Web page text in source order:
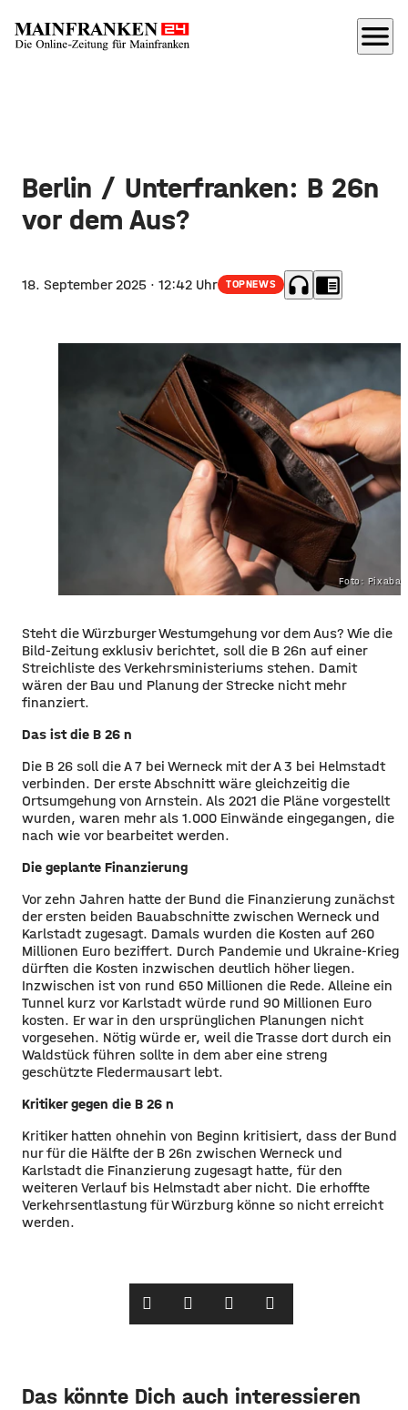
menu
Berlin / Unterfranken: B 26n
vor dem Aus?
18. September 2025 · 12:42 Uhr TOPNEWS headphones chrome_reader_mode
Foto:
Steht die Würzburger Westumgehung vor dem Aus? Wie die
Bild-Zeitung exklusiv berichtet, soll die B 26n auf einer
Streichliste des Verkehrsministeriums stehen. Damit
wären der Bau und Planung der Strecke nicht mehr
finanziert.
Das ist die B 26 n
Die B 26 soll die A 7 bei Werneck mit der A 3 bei Helmstadt
verbinden. Der erste Abschnitt wäre gleichzeitig die
Ortsumgehung von Arnstein. Als 2021 die Pläne vorgestellt
wurden, waren mehr als 1.000 Einwände eingegangen, die
nach wie vor bearbeitet werden.
Die geplante Finanzierung
Vor zehn Jahren hatte der Bund die Finanzierung zunächst
der ersten beiden Bauabschnitte zwischen Werneck und
Karlstadt zugesagt. Damals wurden die Kosten auf 260
Millionen Euro beziffert. Durch Pandemie und Ukraine-Krieg
dürften die Kosten inzwischen deutlich höher liegen.
Inzwischen ist von rund 650 Millionen die Rede. Alleine ein
Tunnel kurz vor Karlstadt würde rund 90 Millionen Euro
kosten. Er war in den ursprünglichen Planungen nicht
vorgesehen. Nötig würde er, weil die Trasse dort durch ein
Waldstück führen sollte in dem aber eine streng
geschützte Fledermausart lebt.
Kritiker gegen die B 26 n
Kritiker hatten ohnehin von Beginn kritisiert, dass der Bund
nur für die Hälfte der B 26n zwischen Werneck und
Karlstadt die Finanzierung zugesagt hatte, für den
weiteren Verlauf bis Helmstadt aber nicht. Die erhoffte
Verkehrsentlastung für Würzburg könne so nicht erreicht
werden.
Das könnte Dich auch interessieren